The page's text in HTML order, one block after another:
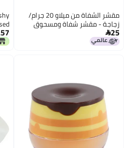
مقشر الشفاة من ميلاو 20 جرام/
زجاجة - مقشر شفاة ومسحوق
شفاة مغذي، يزيل الجلد الميت
ويعمل ككريم/فيلم شفاة
25